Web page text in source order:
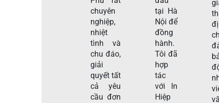
chuyên
nghiệp,
nhiệt
tình và
chu đáo,
giải
quyết tất
cả yêu
cầu đơn
tại Hà
Nội để
đồng
hành.
Tôi đã
hợp
tác
với In
Hiệp